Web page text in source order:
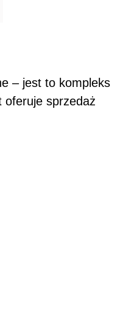
– jest to kompleks
oferuje sprzedaż